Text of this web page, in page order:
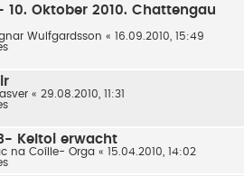
Oktober 2010. Chattengau
Wulfgardsson « 16.09.2010, 15:49
« 29.08.2010, 11:31
Keltoi erwacht
na Coílle- Orga « 15.04.2010, 14:02